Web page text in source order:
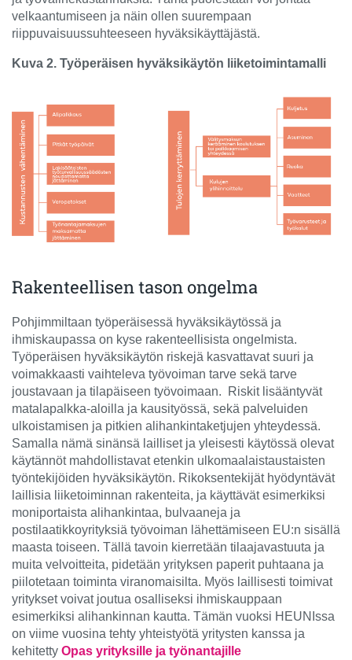
velkaantumiseen ja näin ollen suurempaan
riippuvaisuussuhteeseen hyväksikäyttäjästä.
Kuva 2. Työperäisen hyväksikäytön liiketoimintamalli
Rakenteellisen tason ongelma
Pohjimmiltaan työperäisessä hyväksikäytössä ja
ihmiskaupassa on kyse rakenteellisista ongelmista.
Työperäisen hyväksikäytön riskejä kasvattavat suuri ja
voimakkaasti vaihteleva työvoiman tarve sekä tarve
joustavaan ja tilapäiseen työvoimaan. Riskit lisääntyvät
matalapalkka-aloilla ja kausityössä, sekä palveluiden
ulkoistamisen ja pitkien alihankintaketjujen yhteydessä.
Samalla nämä sinänsä lailliset ja yleisesti käytössä olevat
käytännöt mahdollistavat etenkin ulkomaalaistaustaisten
työntekijöiden hyväksikäytön. Rikoksentekijät hyödyntävät
laillisia liiketoiminnan rakenteita, ja käyttävät esimerkiksi
moniportaista alihankintaa, bulvaaneja ja
postilaatikkoyrityksiä työvoiman lähettämiseen EU:n sisällä
maasta toiseen. Tällä tavoin kierretään tilaajavastuuta ja
muita velvoitteita, pidetään yrityksen paperit puhtaana ja
piilotetaan toiminta viranomaisilta. Myös laillisesti toimivat
yritykset voivat joutua osalliseksi ihmiskauppaan
esimerkiksi alihankinnan kautta. Tämän vuoksi HEUNIssa
on viime vuosina tehty yhteistyötä yritysten kanssa ja
kehitetty Opas yrityksille ja työnantajille